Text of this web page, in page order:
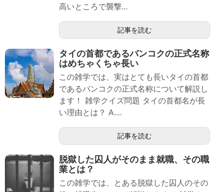
高いところで襲撃...
記事を読む
タイの首都であるバンコクの正式名称
はめちゃくちゃ長い
この雑学では、実はとても長いタイの首都
であるバンコクの正式名称について解説し
ます！ 雑学クイズ問題 タイの首都名が長
い理由とは？ A....
記事を読む
脱獄した囚人がそのまま就職、その職
業とは？
この雑学では、とある脱獄した囚人のその